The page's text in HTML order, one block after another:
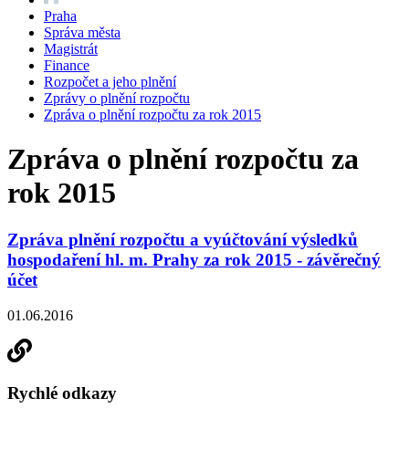
Praha
Správa města
Magistrát
Finance
Rozpočet a jeho plnění
Zprávy o plnění rozpočtu
Zpráva o plnění rozpočtu za rok 2015
Zpráva o plnění rozpočtu za
rok 2015
Zpráva plnění rozpočtu a vyúčtování výsledků
hospodaření hl. m. Prahy za rok 2015 - závěrečný
účet
01.06.2016
Rychlé odkazy